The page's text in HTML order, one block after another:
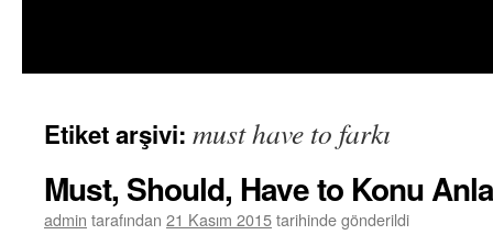
Etiket arşivi: must have to farkı
Must, Should, Have to Konu
admin tarafından 21 Kasım 2015tarihinde gönderildi